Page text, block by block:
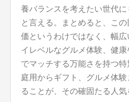
養バランスを考えたい世代
と言える。まとめると、こ
価というわけではなく、幅
イレベルなグルメ体験、健康
でマッチする万能さを持つ
庭用からギフト、グルメ体
ることが、その確固たる人気